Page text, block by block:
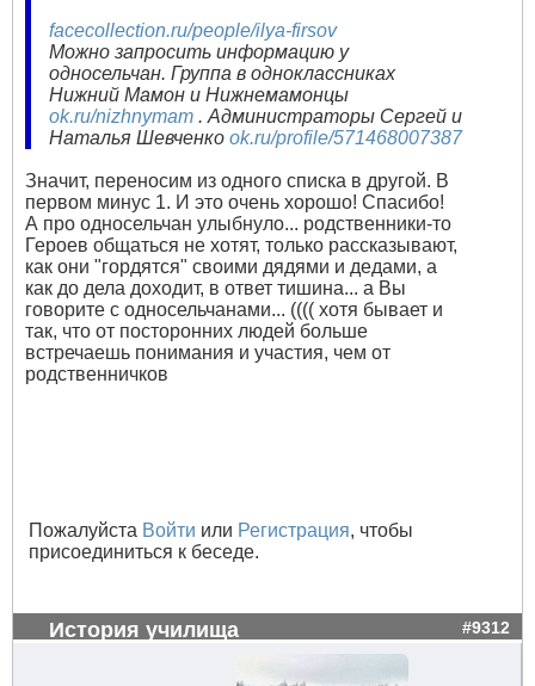
facecollection.ru/people/ilya-firsov
Можно запросить информацию у
односельчан. Группа в одноклассниках
Нижний Мамон и Нижнемамонцы
ok.ru/nizhnymam . Администраторы Сергей и
Наталья Шевченко ok.ru/profile/571468007387
Значит, переносим из одного списка в другой. В
первом минус 1. И это очень хорошо! Спасибо!
А про односельчан улыбнуло... родственники-то
Героев общаться не хотят, только рассказывают,
как они "гордятся" своими дядями и дедами, а
как до дела доходит, в ответ тишина... а Вы
говорите с односельчанами... (((( хотя бывает и
так, что от посторонних людей больше
встречаешь понимания и участия, чем от
родственничков
Пожалуйста Войти или Регистрация, чтобы
присоединиться к беседе.
История училища #9312